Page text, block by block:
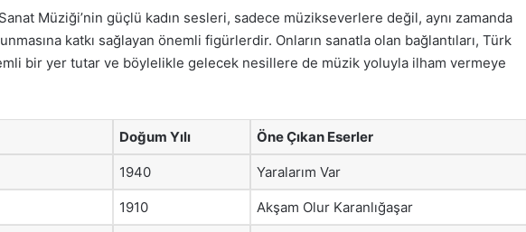
Müziği’nin güçlü kadın sesleri, sadece müzikseverlere değil, aynı zamanda
katkı sağlayan önemli figürlerdir. Onların sanatla olan bağlantıları, Türk
bir yer tutar ve böylelikle gelecek nesillere de müzik yoluyla ilham vermeye
Doğum Yılı Öne Çıkan Eserler
1940 Yaralarım Var
1910 Akşam Olur Karanlığaşar